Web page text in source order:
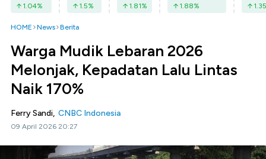
1.04% 1.5% 1.81% 1.88% 1.35
HOME News Berita
Warga Mudik Lebaran 2026
Melonjak, Kepadatan Lalu Lintas
Naik 170%
Ferry Sandi, CNBC Indonesia
09 April 2026 20:27